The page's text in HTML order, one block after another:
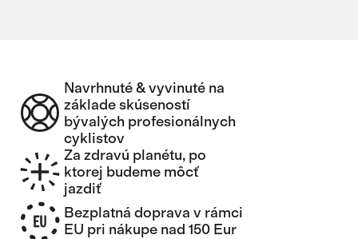
Navrhnuté & vyvinuté na
základe skúseností
bývalých profesionálnych
cyklistov
Za zdravú planétu, po
ktorej budeme môcť
jazdiť
Bezplatná doprava v rámci
EU pri nákupe nad 150 Eur